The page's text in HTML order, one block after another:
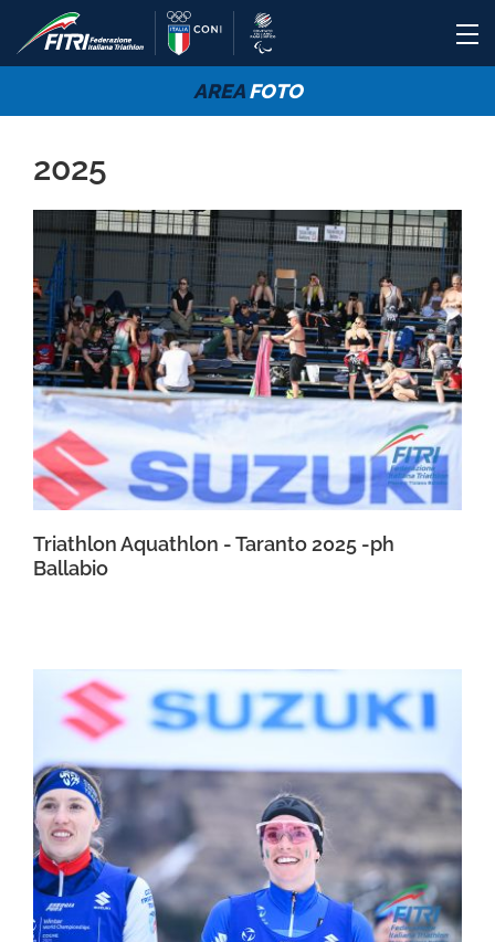
AREAFOTO
2025
Triathlon Aquathlon - Taranto 2025 -ph
Ballabio